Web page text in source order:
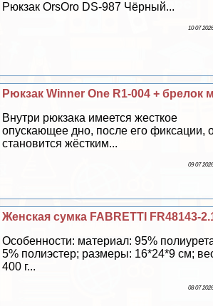
Рюкзак OrsOro DS-987 Чёрный...
10 07
Рюкзак Winner One R1-004 + брелок
Внутри рюкзака имеется жесткое
опускающее дно, после его фиксации,
становится жёстким...
09 07
Женская сумка FABRETTI FR48143-
Особенности: материал: 95%
5% полиэстер; размеры: 16*24*9 см;
400 г...
08 07